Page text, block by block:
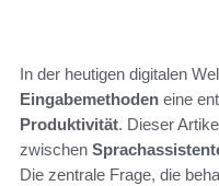
In der heutigen digitalen
Eingabemethoden eine
Produktivität. Dieser
zwischen
Die zentrale Frage, die